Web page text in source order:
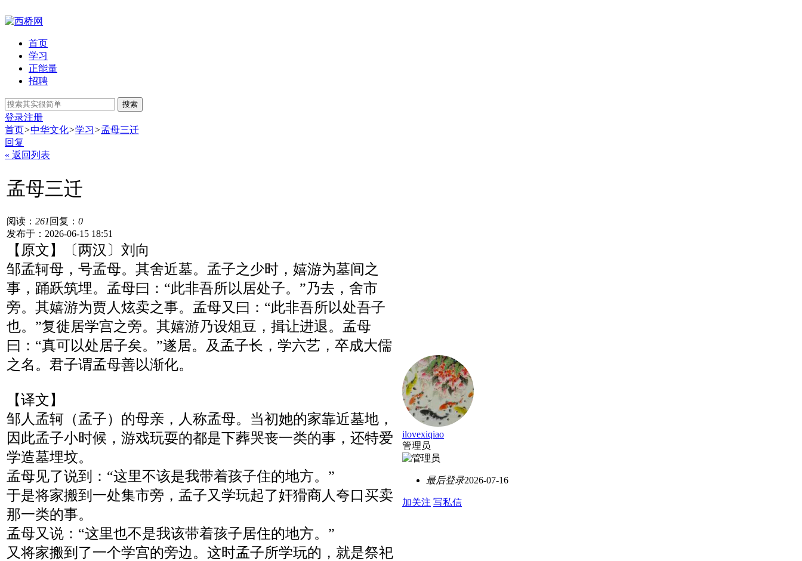
首页
学习
正能量
招聘
搜索
登录注册
首页>中华文化>学习>孟母三迁
回复
« 返回列表
孟母三迁
阅读： 261 回复： 0
发布于：2026-06-15 18:51
【原文】〔两汉〕刘向
邹孟轲母，号孟母。其舍近墓。孟子之少时，嬉游为墓间之
事，踊跃筑埋。孟母曰：“此非吾所以居处子。”乃去，舍市
旁。其嬉游为贾人炫卖之事。孟母又曰：“此非吾所以处吾子
也。”复徙居学宫之旁。其嬉游乃设俎豆，揖让进退。孟母
曰：“真可以处居子矣。”遂居。及孟子长，学六艺，卒成大儒
之名。君子谓孟母善以渐化。
【译文】
邹人孟轲（孟子）的母亲，人称孟母。当初她的家靠近墓地，
因此孟子小时候，游戏玩耍的都是下葬哭丧一类的事，还特爱
学造墓埋坟。
孟母见了说到：“这里不该是我带着孩子住的地方。”
于是将家搬到一处集市旁，孟子又学玩起了奸猾商人夸口买卖
那一类的事。
孟母又说：“这里也不是我该带着孩子居住的地方。”
又将家搬到了一个学宫的旁边。这时孟子所学玩的，就是祭祀
ilovexiqiao
管理员
最后登录2026-07-16
加关注 写私信